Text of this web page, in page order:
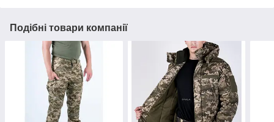
Подібні товари компанії